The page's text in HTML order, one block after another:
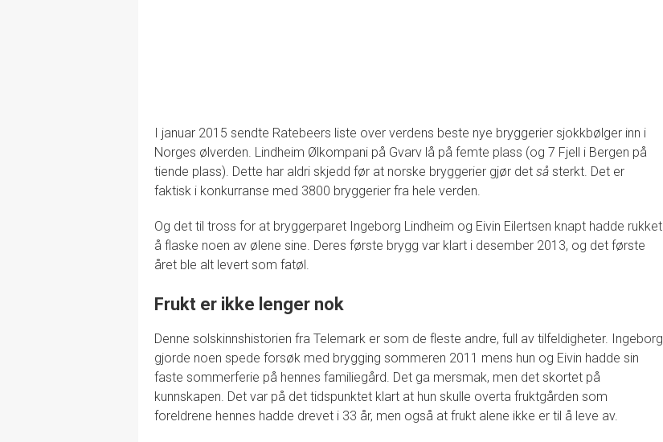
I januar 2015 sendte Ratebeers liste over verdens beste nye bryggerier sjokkbølger inn i
Norges ølverden. Lindheim Ølkompani på Gvarv lå på femte plass (og 7 Fjell i Bergen på
tiende plass). Dette har aldri skjedd før at norske bryggerier gjør det så sterkt. Det er
faktisk i konkurranse med 3800 bryggerier fra hele verden.
Og det til tross for at bryggerparet Ingeborg Lindheim og Eivin Eilertsen knapt hadde rukket
å flaske noen av ølene sine. Deres første brygg var klart i desember 2013, og det første
året ble alt levert som fatøl.
Frukt er ikke lenger nok
Denne solskinnshistorien fra Telemark er som de fleste andre, full av tilfeldigheter. Ingeborg
gjorde noen spede forsøk med brygging sommeren 2011 mens hun og Eivin hadde sin
faste sommerferie på hennes familiegård. Det ga mersmak, men det skortet på
kunnskapen. Det var på det tidspunktet klart at hun skulle overta fruktgården som
foreldrene hennes hadde drevet i 33 år, men også at frukt alene ikke er til å leve av.